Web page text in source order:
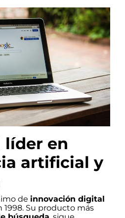
líder en
artificial y
de innovación digital
1998. Su producto más